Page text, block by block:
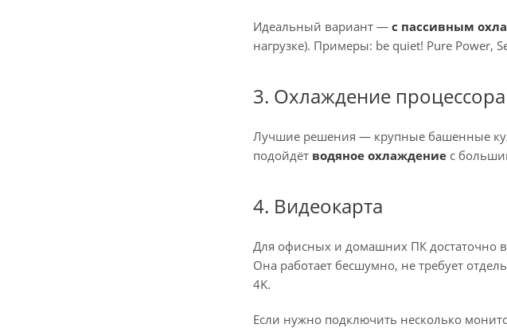
Идеальный вариант — с пассивным
нагрузке). Примеры: be quiet! Pure Power,
3. Охлаждение процессора
Лучшие решения — крупные башенные
подойдёт водяное охлаждение с
4. Видеокарта
Для офисных и домашних ПК достаточно
Она работает бесшумно, не требует
4K.
Если нужно подключить несколько